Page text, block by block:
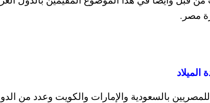
مصر.
بالسعودية والإمارات والكويت وعدد من